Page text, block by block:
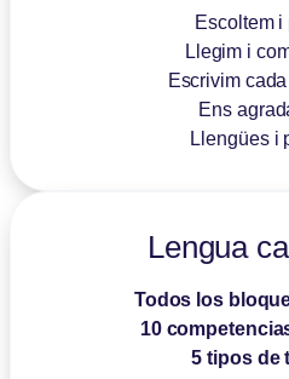
Escoltem i
Llegim i
Escrivim
Ens
Llengües i
Lengua
Todos los
10
5 tipos de